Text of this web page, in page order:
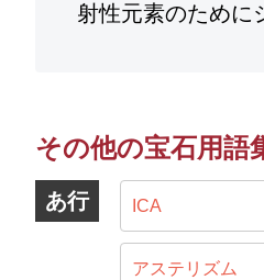
射性元素のために
その他の宝石用語
あ行 ICA
アステリズム